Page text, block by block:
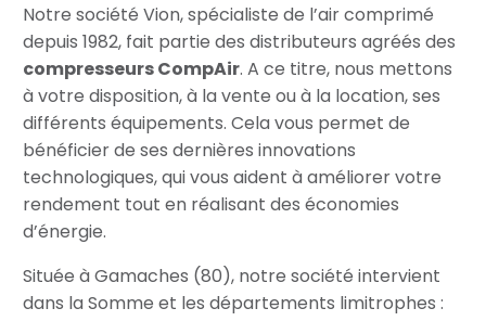
Notre société Vion, spécialiste de l’air comprimé
depuis 1982, fait partie des distributeurs agréés des
compresseurs CompAir. A ce titre, nous mettons
à votre disposition, à la vente ou à la location, ses
différents équipements. Cela vous permet de
bénéficier de ses dernières innovations
technologiques, qui vous aident à améliorer votre
rendement tout en réalisant des économies
d’énergie.
Située à Gamaches (80), notre société intervient
dans la Somme et les départements limitrophes :